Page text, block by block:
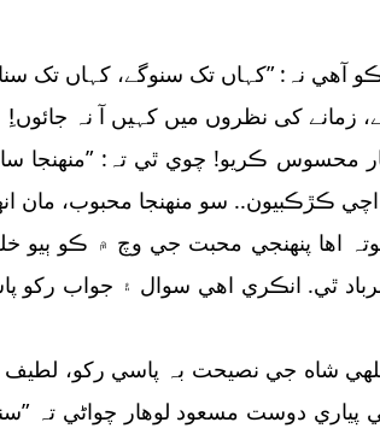
آهي نہ: ”کہاں تک سنوگے، کہاں تک
زمانے کی نظروں میں کہیں آ نہ جائوں!ِ
محسوس ڪريو! چوي ٿي تہ: ”منھنجا
ڪڙڪبيون.. سو منھنجا محبوب، مان
اها پنھنجي محبت جي وچ ۾ ڪو ٻيو
ٿي. انڪري اهي سوال ۽ جواب رکو
بلهي شاه جي نصيحت بہ پاسي رکو،
پياري دوست مسعود لوهار چواڻي